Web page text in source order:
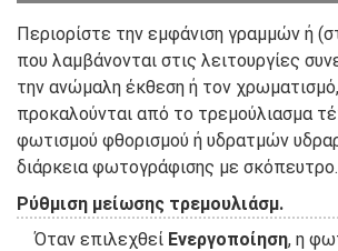
Περιορίστε την εμφάνιση γραμμών ή
που λαμβάνονται στις λειτουργίες
την ανώμαλη έκθεση ή τον
προκαλούνται από το τρεμούλιασμα
φωτισμού φθορισμού ή υδρατμών
διάρκεια φωτογράφισης με σκόπευτρο.
Ρύθμιση μείωσης τρεμουλιάσμ.
Όταν επιλεχθεί Ενεργοποίηση, η